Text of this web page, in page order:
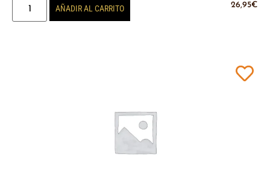
26,95€
AÑADIR AL CARRITO